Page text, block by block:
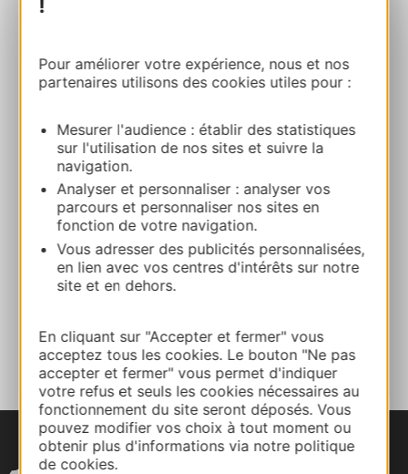
Pour améliorer votre expérience, nous et nos
partenaires utilisons des cookies utiles pour :
Mesurer l'audience : établir des statistiques
sur l'utilisation de nos sites et suivre la
navigation.
Analyser et personnaliser : analyser vos
parcours et personnaliser nos sites en
fonction de votre navigation.
Vous adresser des publicités personnalisées,
en lien avec vos centres d'intérêts sur notre
site et en dehors.
En cliquant sur "Accepter et fermer" vous
acceptez tous les cookies. Le bouton "Ne pas
accepter et fermer" vous permet d'indiquer
votre refus et seuls les cookies nécessaires au
fonctionnement du site seront déposés. Vous
pouvez modifier vos choix à tout moment ou
obtenir plus d'informations via notre politique
de cookies.
E-mail
Sito web
Facebook
AGGIUNGI
AL TACCUINO